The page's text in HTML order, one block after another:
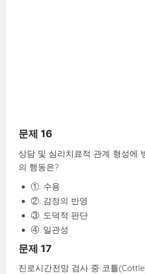
문제 16
상담 및 심리치료적 관계 형성에
의 행동은?
①. 수용
②. 감정의 반영
③. 도덕적 판단
④. 일관성
문제 17
진로시간전망 검사 중 코틀